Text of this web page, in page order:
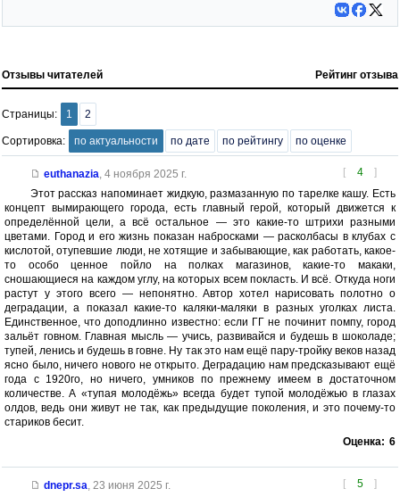
Отзывы читателей Рейтинг отзыва
Страницы: 1 2
Сортировка: по актуальности по дате по рейтингу по оценке
[ 4 ]
euthanazia, 4 ноября 2025 г.
Этот рассказ напоминает жидкую, размазанную по тарелке кашу. Есть
концепт вымирающего города, есть главный герой, который движется к
определённой цели, а всё остальное — это какие-то штрихи разными
цветами. Город и его жизнь показан набросками — расколбасы в клубах с
кислотой, отупевшие люди, не хотящие и забывающие, как работать, какое-
то особо ценное пойло на полках магазинов, какие-то макаки,
сношающиеся на каждом углу, на которых всем покласть. И всё. Откуда ноги
растут у этого всего — непонятно. Автор хотел нарисовать полотно о
деградации, а показал какие-то каляки-маляки в разных уголках листа.
Единственное, что доподлинно известно: если ГГ не починит помпу, город
зальёт говном. Главная мысль — учись, развивайся и будешь в шоколаде;
тупей, ленись и будешь в говне. Ну так это нам ещё пару-тройку веков назад
ясно было, ничего нового не открыто. Деградацию нам предсказывают ещё
года с 1920го, но ничего, умников по прежнему имеем в достаточном
количестве. А «тупая молодёжь» всегда будет тупой молодёжью в глазах
олдов, ведь они живут не так, как предыдущие поколения, и это почему-то
стариков бесит.
Оценка: 6
[ 5 ]
dnepr.sa, 23 июня 2025 г.